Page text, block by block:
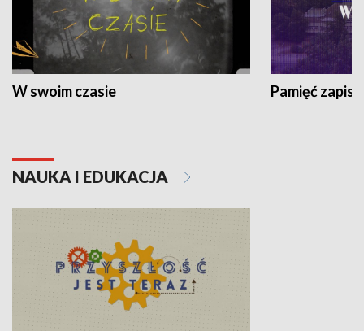
W swoim czasie Pamięć
NAUKA I EDUKACJA